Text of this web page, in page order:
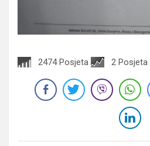
2474 Posjeta 2 Posjeta